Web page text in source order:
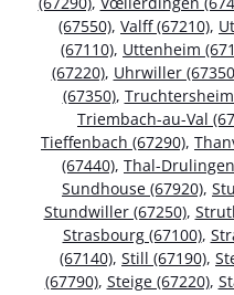
(67550), Valff (67210),
(67110), Uttenheim
(67220), Uhrwiller
(67350),
Triembach-au-Val
Tieffenbach (67290),
(67440), Thal-
Sundhouse (67920),
Stundwiller (67250),
Strasbourg (67100),
(67140), Still (67190),
(67790), Steige (67220),